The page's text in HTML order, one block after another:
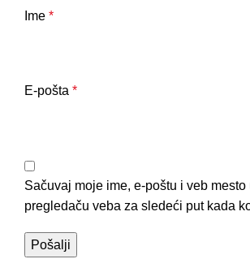
Ime *
E-pošta *
Sačuvaj moje ime, e-poštu i veb mesto
pregledaču veba za sledeći put kada